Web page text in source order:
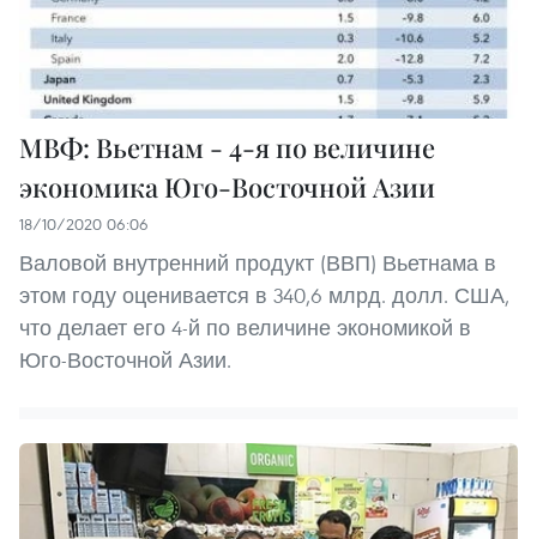
МВФ: Вьетнам - 4-я по величине
экономика Юго-Восточной Азии
18/10/2020 06:06
Валовой внутренний продукт (ВВП) Вьетнама в
этом году оценивается в 340,6 млрд. долл. США,
что делает его 4-й по величине экономикой в
Юго-Восточной Азии.